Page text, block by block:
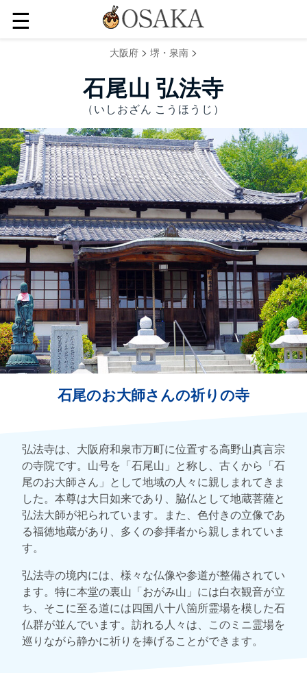
☰
大阪府 > 堺・泉南 >
石尾山 弘法寺
（いしおざん こうほうじ）
石尾のお大師さんの祈りの寺
弘法寺は、大阪府和泉市万町に位置する高野山真言宗
の寺院です。山号を「石尾山」と称し、古くから「石
尾のお大師さん」として地域の人々に親しまれてきま
した。本尊は大日如来であり、脇仏として地蔵菩薩と
弘法大師が祀られています。また、色付きの立像であ
る福徳地蔵があり、多くの参拝者から親しまれていま
す。
弘法寺の境内には、様々な仏像や参道が整備されてい
ます。特に本堂の裏山「おがみ山」には白衣観音が立
ち、そこに至る道には四国八十八箇所霊場を模した石
仏群が並んでいます。訪れる人々は、このミニ霊場を
巡りながら静かに祈りを捧げることができます。